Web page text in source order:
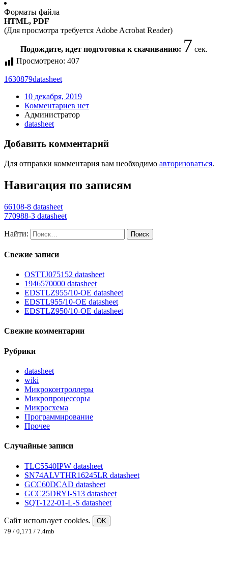
Форматы файла
HTML, PDF
(Для просмотра требуется Adobe Acrobat Reader)
Подождите, идет подготовка к скачиванию: 7 сек.
Просмотрено: 407
1630879datasheet
10 декабря, 2019
Комментариев нет
Администратор
datasheet
Добавить комментарий
Для отправки комментария вам необходимо авторизоваться.
Навигация по записям
66108-8 datasheet
770988-3 datasheet
Найти:
Свежие записи
OSTTJ075152 datasheet
1946570000 datasheet
EDSTLZ955/10-OE datasheet
EDSTL955/10-OE datasheet
EDSTLZ950/10-OE datasheet
Свежие комментарии
Рубрики
datasheet
wiki
Микроконтроллеры
Микропроцессоры
Микросхема
Программирование
Прочее
Случайные записи
TLC5540IPW datasheet
SN74ALVTHR16245LR datasheet
GCC60DCAD datasheet
GCC25DRYI-S13 datasheet
SQT-122-01-L-S datasheet
Сайт использует cookies.
OK
79 / 0,171 / 7.4mb